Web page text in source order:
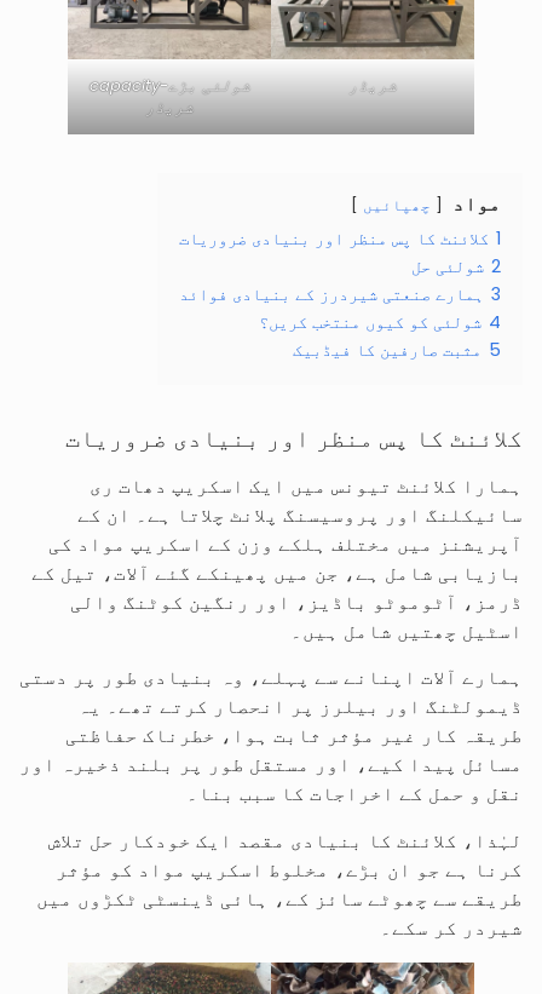
شریڈر
شولئی بڑے-capacity
شریڈر
مواد چھپائیں
1 کلائنٹ کا پس منظر اور بنیادی ضروریات
2 شولئی حل
3 ہمارے صنعتی شیردرز کے بنیادی فوائد
4 شولئی کو کیوں منتخب کریں؟
5 مثبت صارفین کا فیڈبیک
کلائنٹ کا پس منظر اور بنیادی ضروریات
ہمارا کلائنٹ تیونس میں ایک اسکریپ دھات ری
سائیکلنگ اور پروسیسنگ پلانٹ چلاتا ہے۔ ان کے
آپریشنز میں مختلف ہلکے وزن کے اسکریپ مواد کی
بازیابی شامل ہے، جن میں پھینکے گئے آلات، تیل کے
ڈرمز، آٹوموٹو باڈیز، اور رنگین کوٹنگ والی
اسٹیل چھتیں شامل ہیں۔
ہمارے آلات اپنانے سے پہلے، وہ بنیادی طور پر دستی
ڈیمولٹنگ اور بیلرز پر انحصار کرتے تھے۔ یہ
طریقہ کار غیر مؤثر ثابت ہوا، خطرناک حفاظتی
مسائل پیدا کیے، اور مستقل طور پر بلند ذخیرہ اور
نقل و حمل کے اخراجات کا سبب بنا۔
لہٰذا، کلائنٹ کا بنیادی مقصد ایک خودکار حل تلاش
کرنا ہے جو ان بڑے، مخلوط اسکریپ مواد کو مؤثر
طریقے سے چھوٹے سائز کے، ہائی ڈینسٹی ٹکڑوں میں
شیردر کر سکے۔